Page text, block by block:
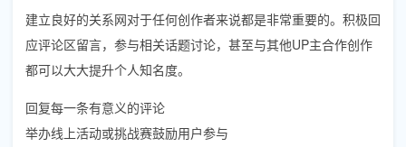
建立良好的关系网对于任何创作者来说都是非常重要的。积极回
应评论区留言，参与相关话题讨论，甚至与其他UP主合作创作
都可以大大提升个人知名度。
回复每一条有意义的评论
举办线上活动或挑战赛鼓励用户参与